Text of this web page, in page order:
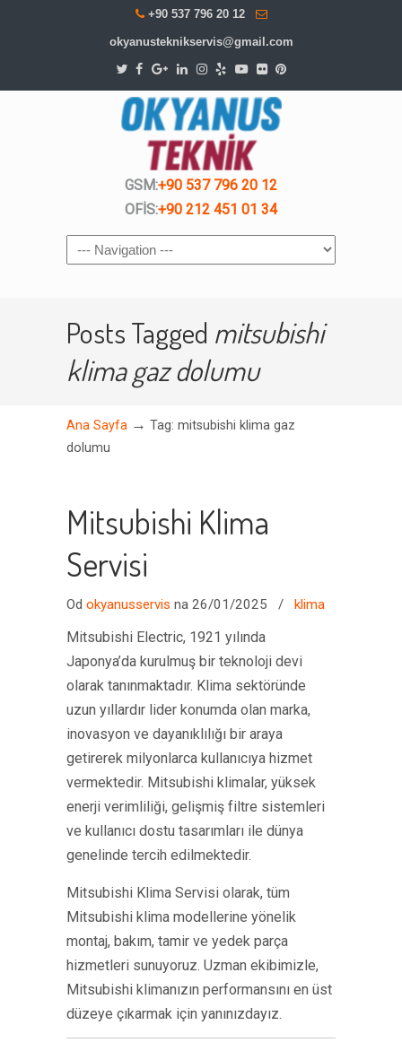
+90 537 796 20 12
okyanusteknikservis@gmail.com
GSM:+90 537 796 20 12
OFİS:+90 212 451 01 34
Navigation
Posts Tagged mitsubishi
klima gaz dolumu
Ana Sayfa → Tag: mitsubishi klima gaz
dolumu
Mitsubishi Klima
Servisi
Od okyanusservis na 26/01/2025 / klima
Mitsubishi Electric, 1921 yılında
Japonya’da kurulmuş bir teknoloji devi
olarak tanınmaktadır. Klima sektöründe
uzun yıllardır lider konumda olan marka,
inovasyon ve dayanıklılığı bir araya
getirerek milyonlarca kullanıcıya hizmet
vermektedir. Mitsubishi klimalar, yüksek
enerji verimliliği, gelişmiş filtre sistemleri
ve kullanıcı dostu tasarımları ile dünya
genelinde tercih edilmektedir.
Mitsubishi Klima Servisi olarak, tüm
Mitsubishi klima modellerine yönelik
montaj, bakım, tamir ve yedek parça
hizmetleri sunuyoruz. Uzman ekibimizle,
Mitsubishi klimanızın performansını en üst
düzeye çıkarmak için yanınızdayız.